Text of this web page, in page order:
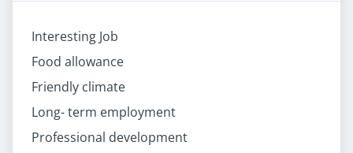
Interesting Job
Food allowance
Friendly climate
Long- term employment
Professional development